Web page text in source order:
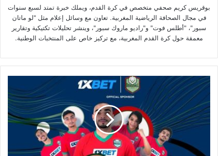
بوقريس كريم صحفي متخصص في كرة القدم، ويملك خبرة تمتد لسبع سنوات
في مجال الصحافة الرياضية المغربية. تعاون مع وسائل إعلام مثل "لو ماتان
سبور"، "أطلس فوت" و"راديو ماروك سبور"، وينشر تحليلات تكتيكية وتقارير
معمقة حول كرة القدم المغربية، مع تركيز خاص على المنتخبات الوطنية.
1xBet
الراعي
الرسمي
للجمعية
المغربية
والداعم